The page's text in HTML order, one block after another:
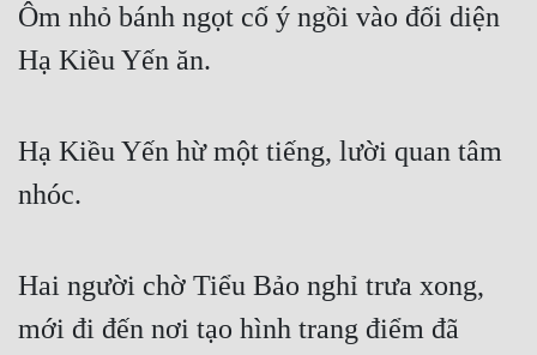
Ôm nhỏ bánh ngọt cố ý ngồi vào đối diện
Hạ Kiều Yến ăn.
Hạ Kiều Yến hừ một tiếng, lười quan tâm
nhóc.
Hai người chờ Tiểu Bảo nghỉ trưa xong,
mới đi đến nơi tạo hình trang điểm đã